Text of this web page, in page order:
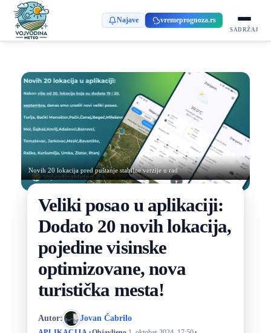
Najave vremeprognoza.rs
SADRŽAJ
Novih 20 lokacija pred puštanje stabilne verzije u rad
Veliki posao u aplikaciji:
Dodato 20 novih lokacija,
pojedine visinske
optimizovane, nova
turistička mesta!
Autor: Jovan Čabrilo